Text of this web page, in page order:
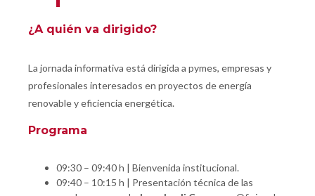
¿A quién va dirigido?
La jornada informativa está dirigida a pymes, empresas y
profesionales interesados en proyectos de energía
renovable y eficiencia energética.
Programa
09:30 – 09:40 h | Bienvenida institucional.
09:40 – 10:15 h | Presentación técnica de las